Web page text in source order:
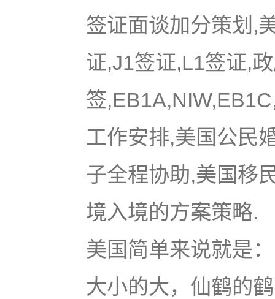
签证面谈加分策划,
证,J1签证,L1签证,
签
工作安排,美国公民
子全程协助,美国移
境入境的方案策略.
美国简单来说就是
大小的大，仙鹤的